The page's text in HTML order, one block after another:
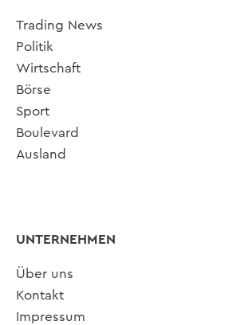
Trading News
Politik
Wirtschaft
Börse
Sport
Boulevard
Ausland
UNTERNEHMEN
Über uns
Kontakt
Impressum